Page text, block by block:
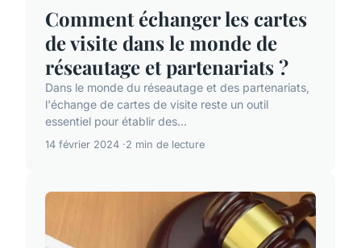
Comment échanger les cartes
de visite dans le monde de
réseautage et partenariats ?
Dans le monde du réseautage et des partenariats,
l'échange de cartes de visite reste un outil
essentiel pour établir des...
14 février 2024 2 min de lecture